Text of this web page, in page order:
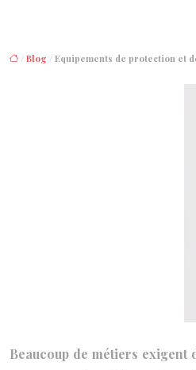
/ Blog / Equipements de protection et
Beaucoup de métiers exigent